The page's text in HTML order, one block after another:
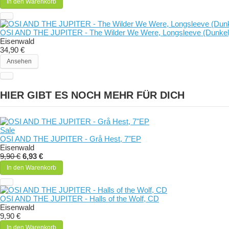
OSI AND THE JUPITER - The Wilder We Were, Longsleeve
Eisenwald
34,90 €
Ansehen
HIER GIBT ES NOCH MEHR FÜR DICH
Sale
OSI AND THE JUPITER - Grå Hest, 7"EP
Eisenwald
9,90 € 6,93 €
In den Warenkorb
OSI AND THE JUPITER - Halls of the Wolf, CD
Eisenwald
9,90 €
In den Warenkorb